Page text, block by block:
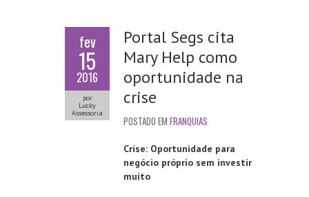
fev
15
2016
por
Lucky
Assessoria
Portal Segs cita
Mary Help como
oportunidade na
crise
POSTADO EM FRANQUIAS
Crise: Oportunidade para
negócio próprio sem investir
muito